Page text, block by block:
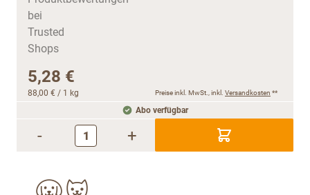
5,28 €
88,00 € / 1 kg Preise inkl. MwSt., inkl. Versandkosten **
Abo verfügbar
- +